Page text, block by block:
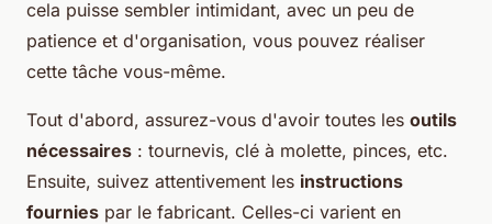
cela puisse sembler intimidant, avec un peu de
patience et d'organisation, vous pouvez réaliser
cette tâche vous-même.
Tout d'abord, assurez-vous d'avoir toutes les outils
nécessaires : tournevis, clé à molette, pinces, etc.
Ensuite, suivez attentivement les instructions
fournies par le fabricant. Celles-ci varient en